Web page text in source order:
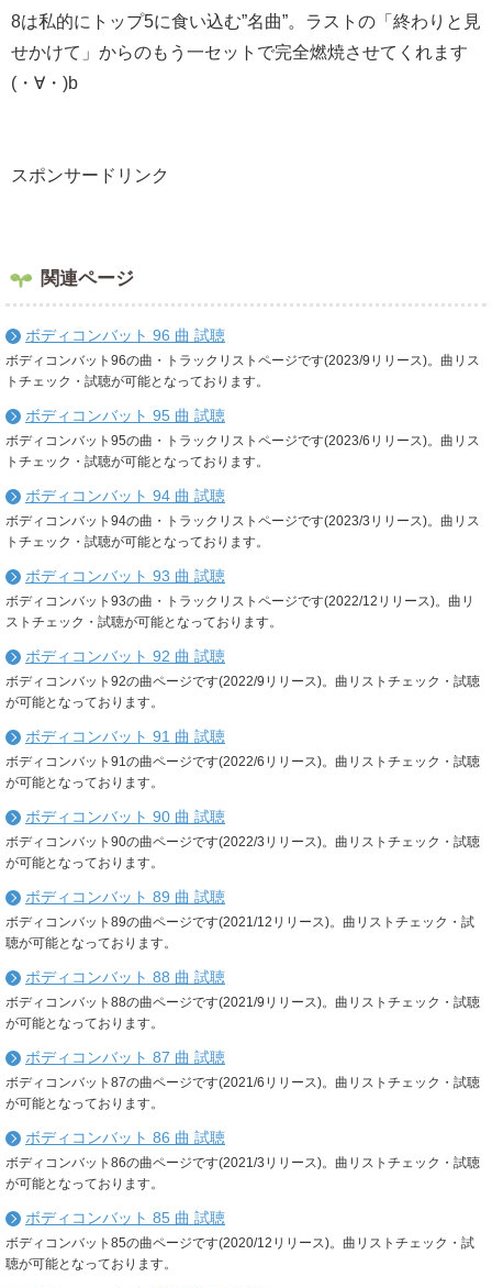
8は私的にトップ5に食い込む”名曲”。ラストの「終わりと見
せかけて」からのもう一セットで完全燃焼させてくれます
(・∀・)b
スポンサードリンク
関連ページ
ボディコンバット 96 曲 試聴
ボディコンバット96の曲・トラックリストページです(2023/9リリース)。曲リス
トチェック・試聴が可能となっております。
ボディコンバット 95 曲 試聴
ボディコンバット95の曲・トラックリストページです(2023/6リリース)。曲リス
トチェック・試聴が可能となっております。
ボディコンバット 94 曲 試聴
ボディコンバット94の曲・トラックリストページです(2023/3リリース)。曲リス
トチェック・試聴が可能となっております。
ボディコンバット 93 曲 試聴
ボディコンバット93の曲・トラックリストページです(2022/12リリース)。曲リ
ストチェック・試聴が可能となっております。
ボディコンバット 92 曲 試聴
ボディコンバット92の曲ページです(2022/9リリース)。曲リストチェック・試聴
が可能となっております。
ボディコンバット 91 曲 試聴
ボディコンバット91の曲ページです(2022/6リリース)。曲リストチェック・試聴
が可能となっております。
ボディコンバット 90 曲 試聴
ボディコンバット90の曲ページです(2022/3リリース)。曲リストチェック・試聴
が可能となっております。
ボディコンバット 89 曲 試聴
ボディコンバット89の曲ページです(2021/12リリース)。曲リストチェック・試
聴が可能となっております。
ボディコンバット 88 曲 試聴
ボディコンバット88の曲ページです(2021/9リリース)。曲リストチェック・試聴
が可能となっております。
ボディコンバット 87 曲 試聴
ボディコンバット87の曲ページです(2021/6リリース)。曲リストチェック・試聴
が可能となっております。
ボディコンバット 86 曲 試聴
ボディコンバット86の曲ページです(2021/3リリース)。曲リストチェック・試聴
が可能となっております。
ボディコンバット 85 曲 試聴
ボディコンバット85の曲ページです(2020/12リリース)。曲リストチェック・試
聴が可能となっております。